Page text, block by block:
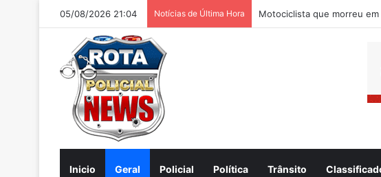
05/08/2026 21:04 Notícias de Última Hora
Inicio Geral Policial Política Trânsito